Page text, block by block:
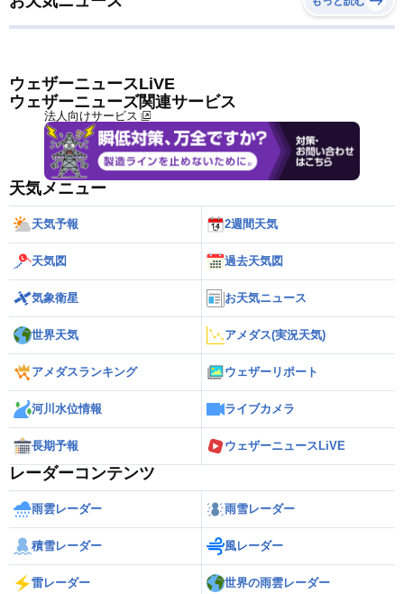
ウェザーニュースLiVE
ウェザーニューズ関連サービス
法人向けサービス
天気メニュー
天気予報 2週間天気
天気図 過去天気図
気象衛星 お天気ニュース
世界天気 アメダス(実況天気)
アメダスランキング ウェザーリポート
河川水位情報 ライブカメラ
長期予報 ウェザーニュースLiVE
レーダーコンテンツ
雨雲レーダー 雨雪レーダー
積雪レーダー 風レーダー
雷レーダー 世界の雨雲レーダー